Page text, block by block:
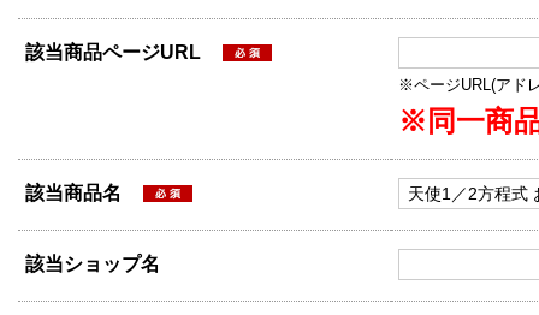
該当商品ページURL
※ページURL(アド
※同一商
該当商品名
該当ショップ名